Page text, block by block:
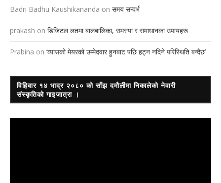
Badri Badhu Kaushikananda on समय सन्दर्भ
prakash on डिजिटल लतमा बालबालिका, समस्या र समाधानका उपायहरू
Prabina on ‘व्यासको मेयरको उम्मेदवार हुनबाट पछि हट्न नदिने परिस्थिति बन्दैछ’
विहिवार १४ भाद्र २०८० को साँझ दमौलीमा निकालेको नेवारी
संस्कृतिको गाइजात्रा ।